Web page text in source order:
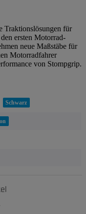
Traktionslösungen für
ersten Motorrad-
neue Maßstäbe für
Motorradfahrer
von Stompgrip.
Schwarz